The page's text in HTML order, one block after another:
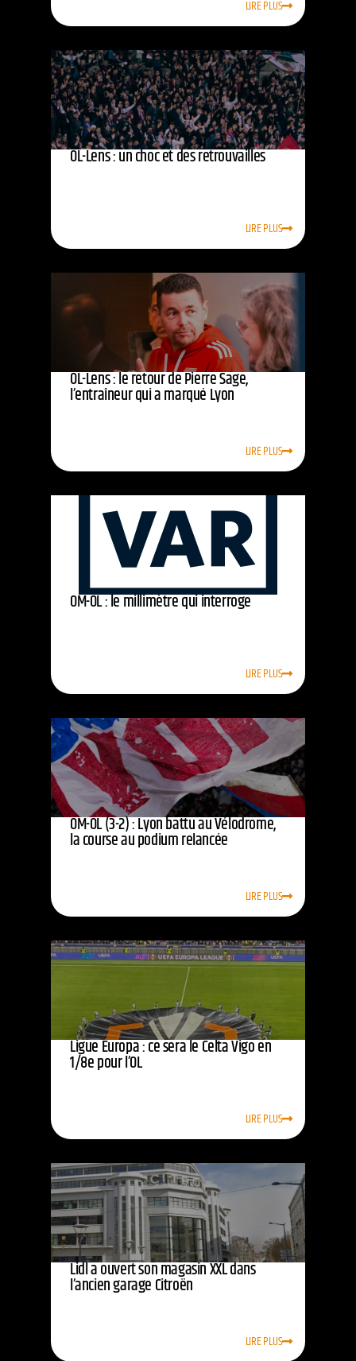
LIRE PLUS
OL-Lens : un choc et des retrouvailles
LIRE PLUS
OL-Lens : le retour de Pierre Sage,
l’entraîneur qui a marqué Lyon
LIRE PLUS
OM-OL : le millimètre qui interroge
LIRE PLUS
OM-OL (3-2) : Lyon battu au Vélodrome,
la course au podium relancée
LIRE PLUS
Ligue Europa : ce sera le Celta Vigo en
1/8e pour l’OL
LIRE PLUS
Lidl a ouvert son magasin XXL dans
l’ancien garage Citroën
LIRE PLUS